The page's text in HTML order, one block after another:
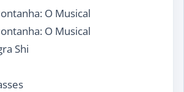
O Musical
O Musical
Shi